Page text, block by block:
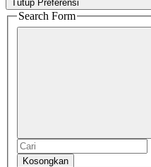
Tutup Preferensi
Search Form
Kosongkan